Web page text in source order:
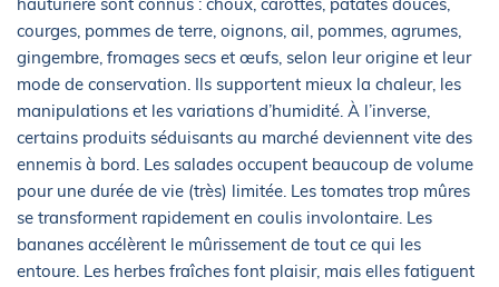
hauturière sont connus : choux, carottes, patates douces,
courges, pommes de terre, oignons, ail, pommes, agrumes,
gingembre, fromages secs et œufs, selon leur origine et leur
mode de conservation. Ils supportent mieux la chaleur, les
manipulations et les variations d’humidité. À l’inverse,
certains produits séduisants au marché deviennent vite des
ennemis à bord. Les salades occupent beaucoup de volume
pour une durée de vie (très) limitée. Les tomates trop mûres
se transforment rapidement en coulis involontaire. Les
bananes accélèrent le mûrissement de tout ce qui les
entoure. Les herbes fraîches font plaisir, mais elles fatiguent